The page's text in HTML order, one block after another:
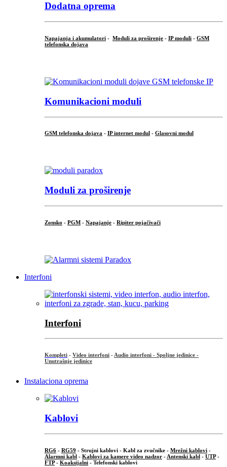
Dodatna oprema
Napajanja i akumulatori - Moduli za proširenje - IP moduli - GSM
telefonska dojava
Komunikacioni moduli
GSM telefonska dojava - IP internet modul - Glasovni modul
Moduli za proširenje
Zonsko - PGM - Napajanje - Ripiter pojačivači
Interfoni
Interfoni
Kompleti - Video interfoni - Audio interfoni - Spoljne jedinice -
Unutrašnje jedinice
Instalaciona oprema
Kablovi
RG6 - RG59 - Strujni kablovi - Kabl za zvučnike - Mrežni kablovi -
Alarmni kabl - Kablovi za kamere video nadzor - Antenski kabl - UTP-
FTP- Koaksijalni - Telefonski kablovi